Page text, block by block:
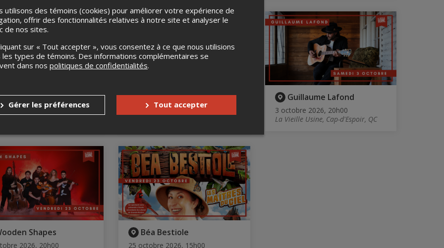
Jones 2026
30 août 2026
Les Flambettes III
21 septembre 2026, 20h00
Guillaume Lafond
3 octobre 2026, 20h00
La Vieille Usine, Cap-d'Espoir, QC
Shapes
2026, 20h00
Béa Bestiole
25 octobre 2026, 15h00
utilisons des témoins (cookies) pour améliorer votre expérience de
offrir des fonctionnalités relatives à notre site et analyser le
de nos sites.
sur « Tout accepter », vous consentez à ce que nous utilisions
les types de témoins. Des informations complémentaires se
dans nos politiques de confidentialités.
Gérer les préférences Tout accepter